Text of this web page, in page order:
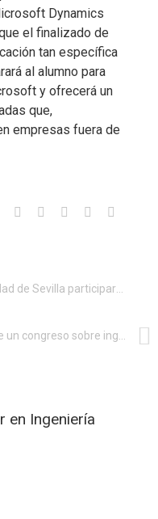
Dynamics
el finalizado de
tan específica
al alumno para
y ofrecerá un
que,
empresas fuera de
en Ingeniería